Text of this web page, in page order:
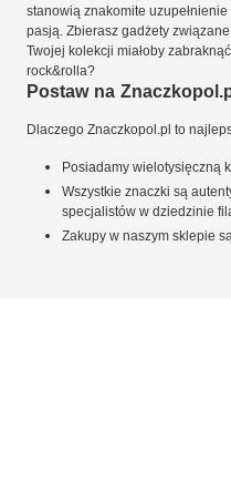
stanowią znakomite
pasją. Zbierasz gadżety
Twojej kolekcji miałoby
rock&rolla?
Postaw na
Dlaczego Znaczkopol.pl to
Posiadamy wielotysięczną
Wszystkie znaczki są
specjalistów w dziedzinie
Zakupy w naszym sklepie